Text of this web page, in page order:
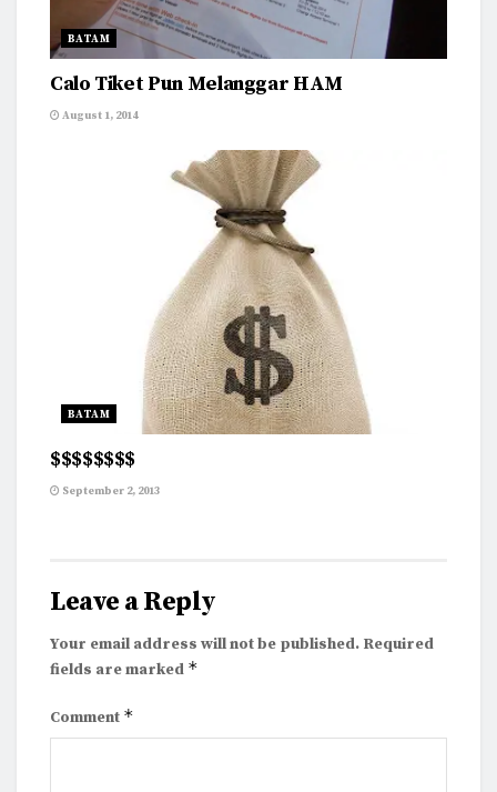
BATAM
Calo Tiket Pun Melanggar HAM
August 1, 2014
BATAM
$$$$$$$$
September 2, 2013
Leave a Reply
Your email address will not be published. Required
fields are marked *
Comment *